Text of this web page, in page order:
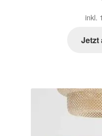
inkl.
Jetzt